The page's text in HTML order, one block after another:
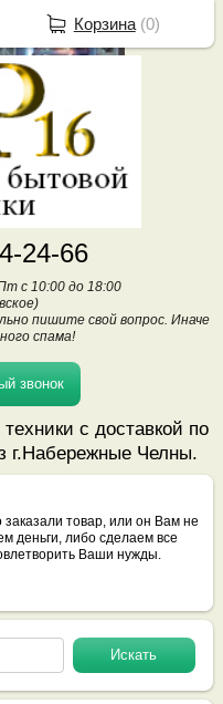
24-66
с 10:00 до 18:00
пишите свой вопрос. Иначе
спама!
звонок
с доставкой по
г.Набережные Челны.
товар, или он Вам не
деньги, либо сделаем все
Ваши нужды.
Корзина(0)